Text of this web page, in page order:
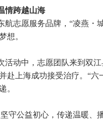
情跨越山海
航志愿服务品牌， “凌燕・
想。
活动中，志愿团队来到双
赴上海成功接受治疗。“
。
守公益初心，传递温暖、